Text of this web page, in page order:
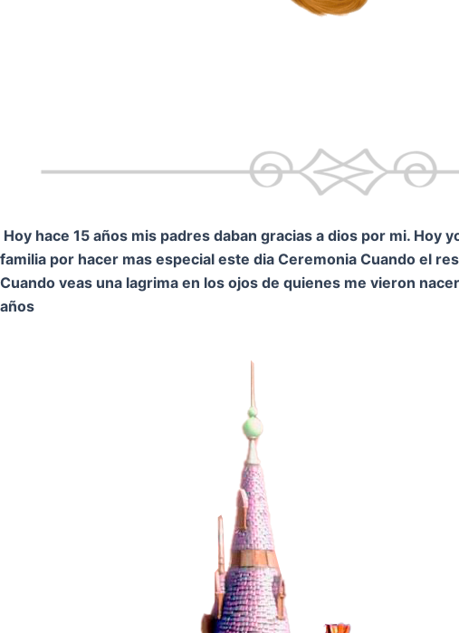
Hoy hace 15 años mis padres daban gracias a dios por mi.
familia por hacer mas especial este dia Ceremonia Cuando el
Cuando veas una lagrima en los ojos de quienes me vieron
años